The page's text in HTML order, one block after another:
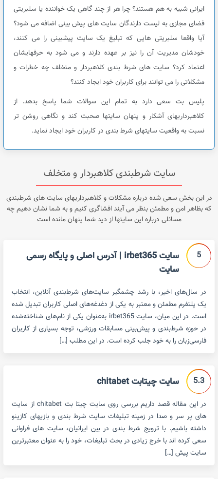
ایرانی شبیه به هم هستند؟ چرا هر از چند گاهی یک خواننده یا سلبریتی
فضای مجازی به لیست دارندگان سایت های پیش بینی اضافه می شود؟
آیا واقعا سلبریتی هایی که تبلیغ یک سایت پیشبینی را می کنند،
خودشان مدیریت آن را نیز بر عهده دارند و می شود به حرفهایشان
اعتماد کرد؟ سایت های شرط بندی کلاهبردار و متخلف چه خطرات و
مشکلاتی را می توانند برای کاربران خود ایجاد کنند؟
پلیس بت سعی دارد به تمام این سوالات شما پاسخ بدهد. از
کلاهبرداریهای آشکار و پنهان سایتها صحبت کند و نگاهی روشن تر
نسبت به واقعیت سایتهای شرط بندی در کاربران خود ایجاد نماید.
سایت شرطبندی کلاهبردار و متخلف
در این بخش سعی شده درباره مشکلات و کلاهبرداریهای سایت های شرطبندی
که بظاهر امن و مطمئن بنظر می آیند افشاگری کنیم و به شما نشان دهیم چه
مسائلی درباره این سایتها از دید شما پنهان مانده است
5
سایت irbet365 | آدرس اصلی و پایگاه رسمی
سایت
در سال‌های اخیر، با رشد چشمگیر سایت‌های شرط‌بندی آنلاین، انتخاب
یک پلتفرم مطمئن و معتبر به یکی از دغدغه‌های اصلی کاربران تبدیل شده
است. در این میان، سایت irbet365 به‌عنوان یکی از نام‌های شناخته‌شده
در حوزه شرط‌بندی و پیش‌بینی مسابقات ورزشی، توجه بسیاری از کاربران
فارسی‌زبان را به خود جلب کرده است. در این مطلب […]
5.3 سایت چیتابت chitabet
در این مقاله قصد داریم بررسی روی سایت چیتا بت chitabet از سایت
های پر سر و صدا در زمینه تبلیغات سایت شرط بندی و بازیهای کازینو
داشته باشیم. با ترویج شرط بندی در بین ایرانیان، سایت های فراوانی
سعی کرده اند با خرج زیادی در بحث تبلیغات، خود را به عنوان معتبرترین
سایت پیش […]